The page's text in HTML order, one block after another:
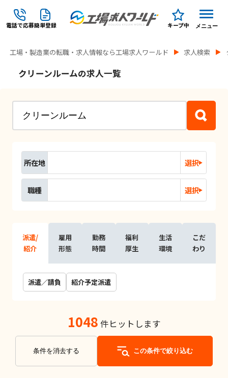
電話で応募簡単登録 キープ中 メニュー
工場・製造業の転職・求人情報なら工場求人ワールド 求人検索
クリーンルームの求人一覧
所在地 選択
職種 選択
派遣/
紹介
雇用
形態
勤務
時間
福利
厚生
生活
環境
こだ
わり
派遣／請負 紹介予定派遣
1048 件ヒットします
条件を消去する この条件で絞り込む